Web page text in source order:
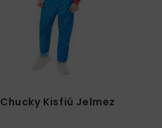
Chucky Kisfiú Jelmez